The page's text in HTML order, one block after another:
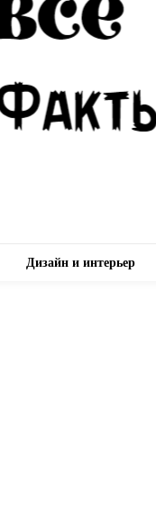
Дизайн и интерьер